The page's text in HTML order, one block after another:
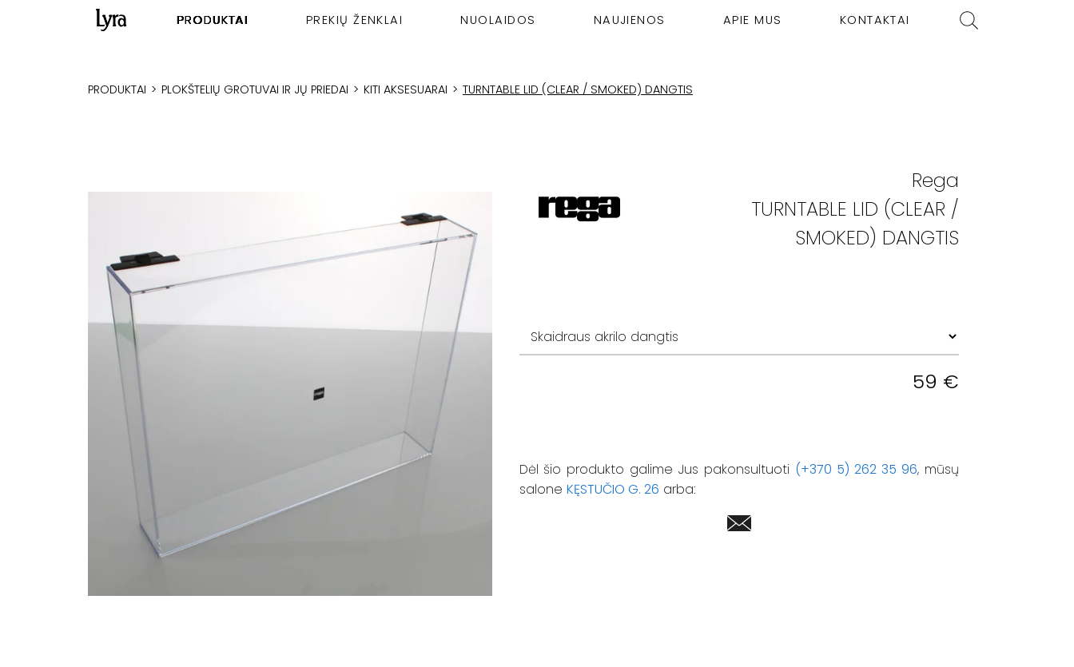
PRODUKTAI PREKIŲ ŽENKLAI NUOLAIDOS NAUJIENOS APIE MUS KONTAKTAI
PRODUKTAI > PLOKŠTELIŲ GROTUVAI IR JŲ PRIEDAI > KITI AKSESUARAI > TURNTABLE LID (CLEAR / SMOKED) DANGTIS
Rega
TURNTABLE LID (CLEAR /
SMOKED) DANGTIS
59 €
Dėl šio produkto galime Jus pakonsultuoti (+370 5) 262 35 96, mūsų
salone KĘSTUČIO G. 26 arba: